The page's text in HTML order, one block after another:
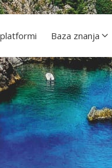
Baza znanja